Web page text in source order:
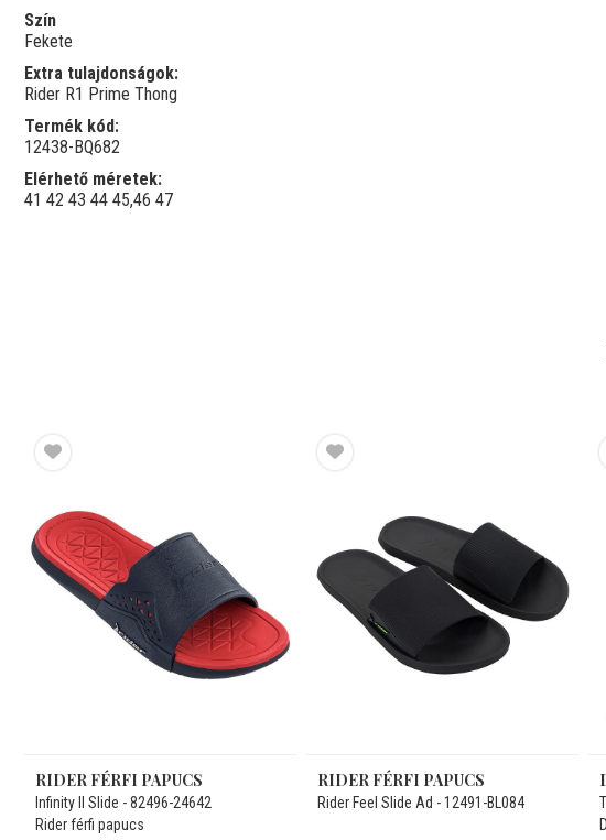
Szín
Fekete
Extra tulajdonságok:
Rider R1 Prime Thong
Termék kód:
12438-BQ682
Elérhető méretek:
41 42 43 44 45,46 47
RIDER FÉRFI PAPUCS
Infinity II Slide - 82496-24642
Rider férfi papucs
RIDER FÉRFI PAPUCS
Rider Feel Slide Ad - 12491-BL084